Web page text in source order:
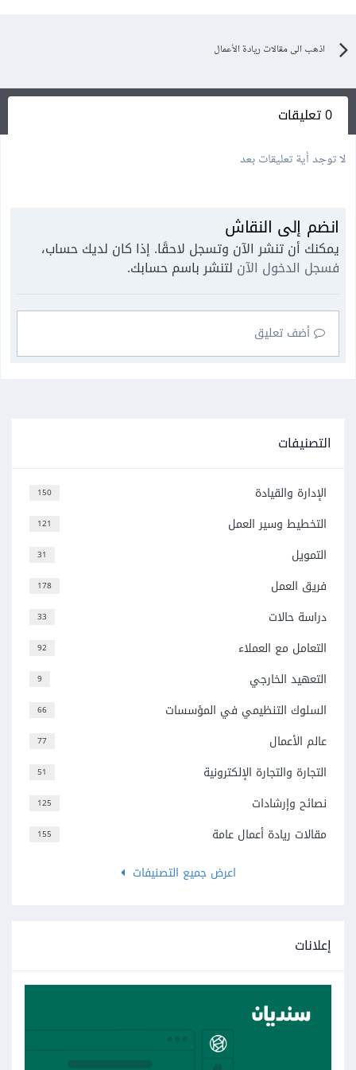
اذهب الى مقالات ريادة الأعمال
0 تعليقات
لا توجد أية تعليقات بعد
انضم إلى النقاش
يمكنك أن تنشر الآن وتسجل لاحقًا. إذا كان لديك حساب،
فسجل الدخول الآن لتنشر باسم حسابك.
أضف تعليق
التصنيفات
150 الإدارة والقيادة
121 التخطيط وسير العمل
31 التمويل
178 فريق العمل
33 دراسة حالات
92 التعامل مع العملاء
9 التعهيد الخارجي
66 السلوك التنظيمي في المؤسسات
77 عالم الأعمال
51 التجارة والتجارة الإلكترونية
125 نصائح وإرشادات
155
مقالات ريادة أعمال عامة
اعرض جميع التصنيفات
إعلانات